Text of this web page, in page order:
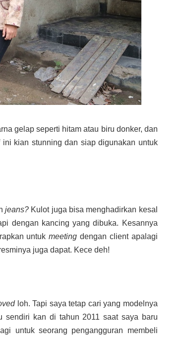
gelap seperti hitam atau biru donker, dan
kian stunning dan siap digunakan untuk
jeans?Kulot juga bisa menghadirkan kesal
dengan kancing yang dibuka. Kesannya
untukmeeting dengan client apalagi
juga dapat. Kece deh!
loh. Tapi saya tetap cari yang modelnya
sendiri kan di tahun 2011 saat saya baru
untuk seorang pengangguran membeli